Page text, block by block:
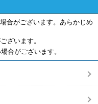
合がございます。あらかじめ
ざいます。
合がございます。